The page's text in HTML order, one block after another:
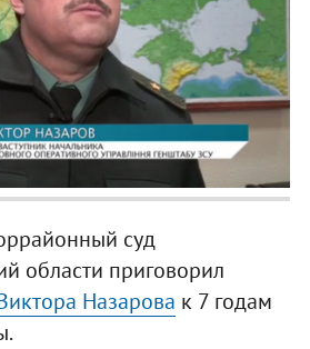
суд
области приговорил
Назарова к 7 годам